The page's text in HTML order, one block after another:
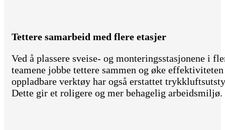
Tettere samarbeid med flere etasjer
Ved å plassere sveise- og monteringsstasjonene i
teamene jobbe tettere sammen og øke
oppladbare verktøy har også erstattet
Dette gir et roligere og mer behagelig arbeidsmiljø.